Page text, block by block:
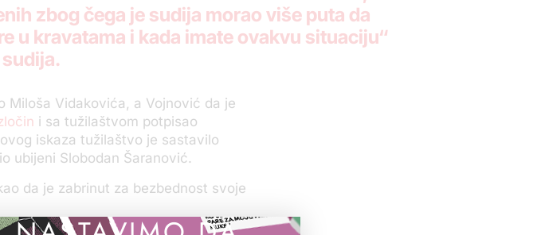
zbog čega je sudija morao više puta da
u kravatama i kada imate ovakvu situaciju“
Miloša Vidakovića, a Vojnović da je
i sa tužilaštvom potpisao
iskaza tužilaštvo je sastavilo
ubijeni Slobodan Šaranović.
da je zabrinut za bezbednost svoje